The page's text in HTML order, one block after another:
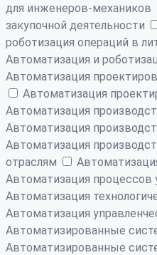
для инженеров-механиков
закупочной деятельности
роботизация операций в
Автоматизация и
Автоматизация
Автоматизация
Автоматизация
Автоматизация
Автоматизация
отраслям
Автоматизация процессов
Автоматизация
Автоматизация
Автоматизированные
Автоматизированные